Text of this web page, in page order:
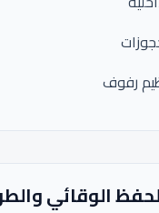
رفوف
الوقائي